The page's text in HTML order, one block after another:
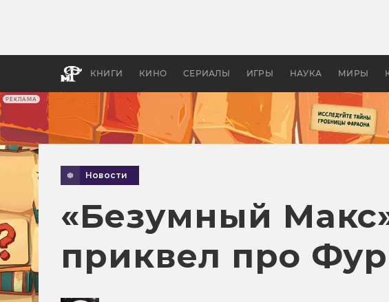
РЕКЛАМА
КНИГИ КИНО СЕРИАЛЫ ИГРЫ НАУКА МИРЫ
апокалипсис, в
Новости
«Безумный
приквел про